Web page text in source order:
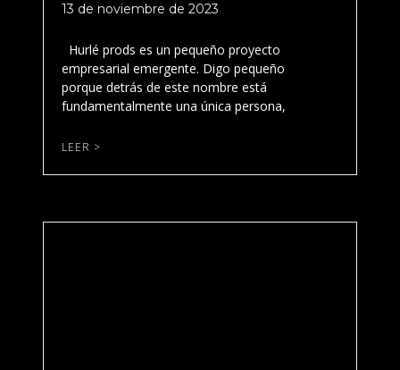
13 de noviembre de 2023
Hurlé prods es un pequeño proyecto
empresarial emergente. Digo pequeño
porque detrás de este nombre está
fundamentalmente una única persona,
LEER >